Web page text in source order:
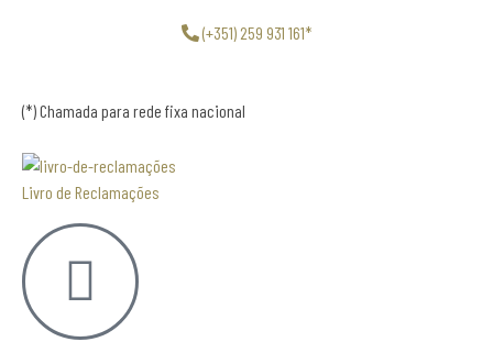
(+351) 259 931 161*
(*) Chamada para rede fixa nacional
Livro de Reclamações